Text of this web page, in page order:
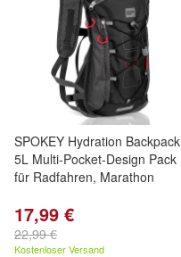
SPOKEY Hydration Backpack
5L Multi-Pocket-Design Pack
für Radfahren, Marathon
17,99 €
22,99 €
Kostenloser Versand